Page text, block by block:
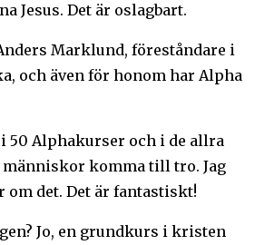
Jesus. Det är oslagbart.
Marklund, föreståndare i
och även för honom har Alpha
50 Alphakurser och i de allra
människor komma till tro. Jag
om det. Det är fantastiskt!
Jo, en grundkurs i kristen